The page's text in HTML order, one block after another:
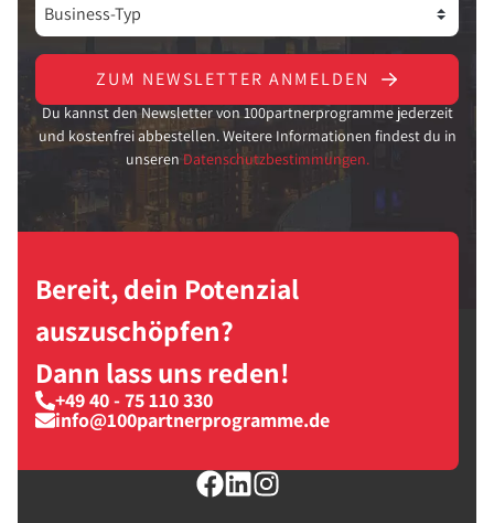
ZUM NEWSLETTER ANMELDEN
Du kannst den Newsletter von 100partnerprogramme jederzeit
und kostenfrei abbestellen. Weitere Informationen findest du in
unseren Datenschutzbestimmungen.
Bereit, dein Potenzial
auszuschöpfen?
Dann lass uns reden!
+49 40 - 75 110 330
info@100partnerprogramme.de